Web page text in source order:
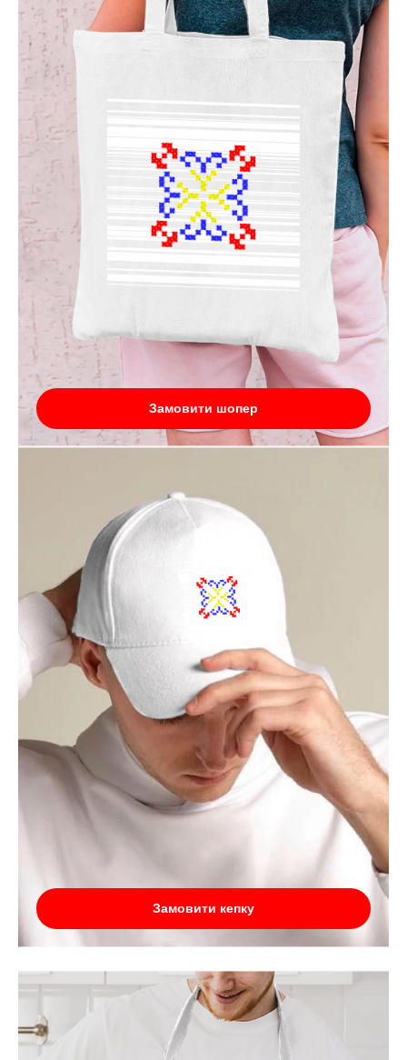
Замовити шопер
Замовити кепку